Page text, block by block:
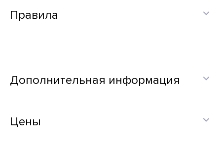
Правила
Дополнительная информация
Цены